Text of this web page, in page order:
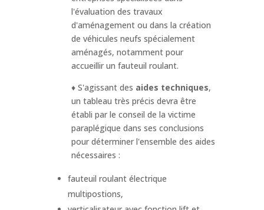
l'évaluation des travaux
d'aménagement ou dans la création
de véhicules neufs spécialement
aménagés, notamment pour
accueillir un fauteuil roulant.
♦ S'agissant des aides techniques,
un tableau très précis devra être
établi par le conseil de la victime
paraplégique dans ses conclusions
pour déterminer l'ensemble des aides
nécessaires :
fauteuil roulant électrique
multipostions,